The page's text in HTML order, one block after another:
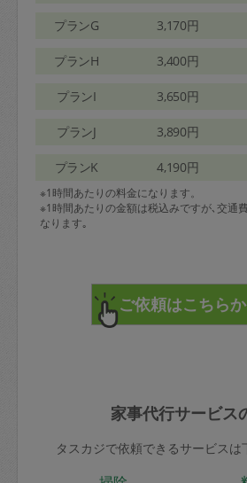
プランG 3,170円
プランH 3,400円
プランI 3,650円
プランJ 3,890円
プランK 4,190円
※1時間あたりの料金になります。
※1時間あたりの金額は税込みですが､交通
なります｡
家事代行サービス
タスカジで依頼できるサービスは